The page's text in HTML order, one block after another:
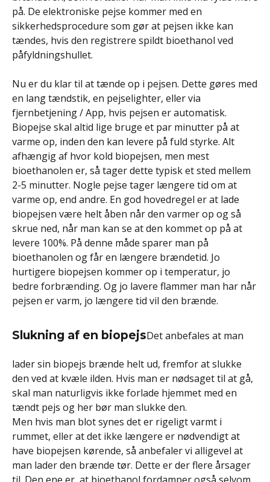
på. De elektroniske pejse kommer med en
sikkerhedsprocedure som gør at pejsen ikke kan
tændes, hvis den registrere spildt bioethanol ved
påfyldningshullet.
Nu er du klar til at tænde op i pejsen. Dette gøres med
en lang tændstik, en pejselighter, eller via
fjernbetjening / App, hvis pejsen er automatisk.
Biopejse skal altid lige bruge et par minutter på at
varme op, inden den kan levere på fuld styrke. Alt
afhængig af hvor kold biopejsen, men mest
bioethanolen er, så tager dette typisk et sted mellem
2-5 minutter. Nogle pejse tager længere tid om at
varme op, end andre. En god hovedregel er at lade
biopejsen være helt åben når den varmer op og så
skrue ned, når man kan se at den kommet op på at
levere 100%. På denne måde sparer man på
bioethanolen og får en længere brændetid. Jo
hurtigere biopejsen kommer op i temperatur, jo
bedre forbrænding. Og jo lavere flammer man har når
pejsen er varm, jo længere tid vil den brænde.
Slukning af en biopejsDet anbefales at man
lader sin biopejs brænde helt ud, fremfor at slukke
den ved at kvæle ilden. Hvis man er nødsaget til at gå,
skal man naturligvis ikke forlade hjemmet med en
tændt pejs og her bør man slukke den.
Men hvis man blot synes det er rigeligt varmt i
rummet, eller at det ikke længere er nødvendigt at
have biopejsen kørende, så anbefaler vi alligevel at
man lader den brænde tør. Dette er der flere årsager